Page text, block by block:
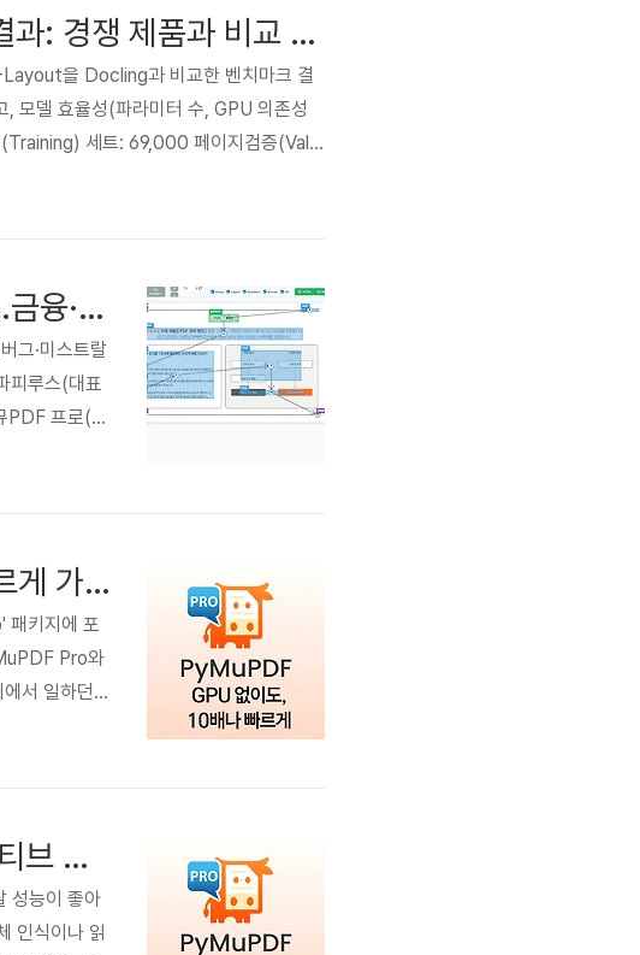
DocLayNet 기반 PyMuPDF-Layout 성능 분석 결과: 경쟁 제품과 비교 리포트로 한눈에 확인하세요.
을 Docling과 비교한 벤치마크 결
모델 효율성(파라미터 수, GPU 의존성
세트: 69,000 페이지검증(Valid
, 입찰 문서(tender documents)어노테
이파피루스, '파이뮤PDF 프로'로 글로벌 영토 확장…금융·회계 '빅네임' 연달아 수주
그·미스트랄
피루스(대표
PDF 프로(P
등 글로벌
PyMuPDF-Layout: 문서파싱, GPU없이 10배 빠르게 가능한 이유?
키지에 포
Pro와
서 일하던 e
든 타임존
비전 모델이 따라올 수 없는 문서 이해력: PDF 네이티브 접근 방식의 힘
성능이 좋아
인식이나 읽